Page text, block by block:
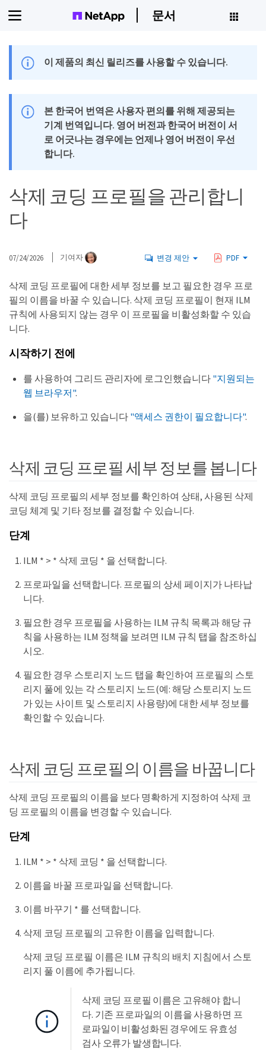
문서
이 제품의 최신 릴리즈를 사용할 수 있습니다.
본 한국어 번역은 사용자 편의를 위해 제공되는
기계 번역입니다. 영어 버전과 한국어 버전이 서
로 어긋나는 경우에는 언제나 영어 버전이 우선
합니다.
삭제 코딩 프로필을 관리합니
다
07/24/2026 기여자 변경 제안 PDF
삭제 코딩 프로필에 대한 세부 정보를 보고 필요한 경우 프로
필의 이름을 바꿀 수 있습니다. 삭제 코딩 프로필이 현재 ILM
규칙에 사용되지 않는 경우 이 프로필을 비활성화할 수 있습
니다.
시작하기 전에
를 사용하여 그리드 관리자에 로그인했습니다 "지원되는
웹 브라우저".
을(를) 보유하고 있습니다 "액세스 권한이 필요합니다".
삭제 코딩 프로필 세부 정보를 봅니다
삭제 코딩 프로필의 세부 정보를 확인하여 상태, 사용된 삭제
코딩 체계 및 기타 정보를 결정할 수 있습니다.
단계
ILM * > * 삭제 코딩 * 을 선택합니다.
프로파일을 선택합니다. 프로필의 상세 페이지가 나타납
니다.
필요한 경우 프로필을 사용하는 ILM 규칙 목록과 해당 규
칙을 사용하는 ILM 정책을 보려면 ILM 규칙 탭을 참조하십
시오.
필요한 경우 스토리지 노드 탭을 확인하여 프로필의 스토
리지 풀에 있는 각 스토리지 노드(예: 해당 스토리지 노드
가 있는 사이트 및 스토리지 사용량)에 대한 세부 정보를
확인할 수 있습니다.
삭제 코딩 프로필의 이름을 바꿉니다
삭제 코딩 프로필의 이름을 보다 명확하게 지정하여 삭제 코
딩 프로필의 이름을 변경할 수 있습니다.
단계
ILM * > * 삭제 코딩 * 을 선택합니다.
이름을 바꿀 프로파일을 선택합니다.
이름 바꾸기 * 를 선택합니다.
삭제 코딩 프로필의 고유한 이름을 입력합니다.
삭제 코딩 프로필 이름은 ILM 규칙의 배치 지침에서 스토
리지 풀 이름에 추가됩니다.
삭제 코딩 프로필 이름은 고유해야 합니
다. 기존 프로파일의 이름을 사용하면 프
로파일이 비활성화된 경우에도 유효성
검사 오류가 발생합니다.